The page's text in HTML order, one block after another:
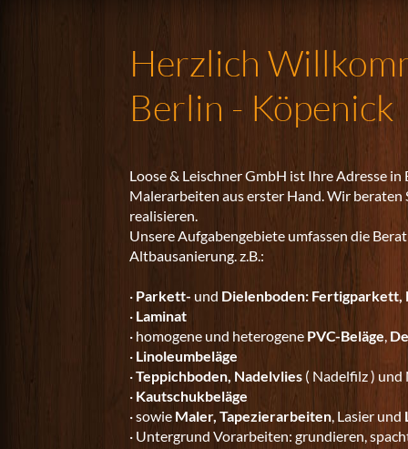
Herzlich
Berlin - Köpenick
Loose & Leischner GmbH ist Ihre Adresse
Malerarbeiten aus erster Hand. Wir
realisieren.
Unsere Aufgabengebiete umfassen die
Altbausanierung. z.B.:
· Parkett- und Dielenboden:
· Laminat
· homogene und heterogene PVC-Beläge,
· Linoleumbeläge
·Teppichboden, Nadelvlies ( Nadelfilz )
· Kautschukbeläge
· sowie Maler, Tapezierarbeiten, Lasier und
· Untergrund Vorarbeiten: grundieren,